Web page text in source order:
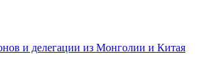
и делегации из Монголии и Китая